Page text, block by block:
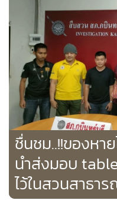
เหตุดังกล่าว ก่อนหน้านั้น
แรงและมีฝนตกลงมาทำให้
ชื่นชม..!!ของหา
นำส่งมอบ
ไว้ในสวนสาธา